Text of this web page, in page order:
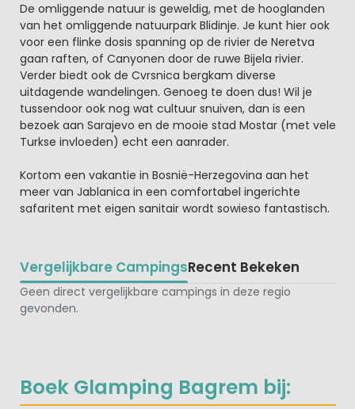
Boek Glamping Bagrem bij:
De omliggende natuur is geweldig, met de hooglanden
van het omliggende natuurpark Blidinje. Je kunt hier ook
voor een flinke dosis spanning op de rivier de Neretva
gaan raften, of Canyonen door de ruwe Bijela rivier.
Verder biedt ook de Cvrsnica bergkam diverse
uitdagende wandelingen. Genoeg te doen dus! Wil je
tussendoor ook nog wat cultuur snuiven, dan is een
bezoek aan Sarajevo en de mooie stad Mostar (met vele
Turkse invloeden) echt een aanrader.
Kortom een vakantie in Bosnië-Herzegovina aan het
meer van Jablanica in een comfortabel ingerichte
safaritent met eigen sanitair wordt sowieso fantastisch.
Vergelijkbare CampingsRecent Bekeken
Geen direct vergelijkbare campings in deze regio
gevonden.